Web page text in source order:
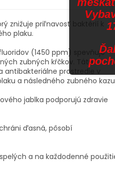
znižuje priľnavosť baktérií k
plaku.
(1450 ppm) spevňuje
zubných kŕčkov. Táto
prostredie v
a následného zubného
jablka podporujú zdravie
ďasná, pôsobí
a na každodenné